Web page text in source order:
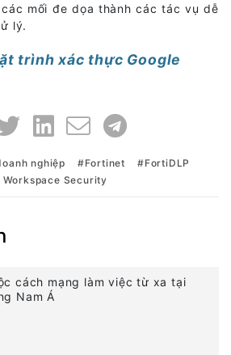
mối đe dọa thành các tác vụ dễ
lý.
trình xác thực Google
nghiệp Fortinet
FortiDLP
Security
cách mạng làm việc từ xa tại
Nam Á